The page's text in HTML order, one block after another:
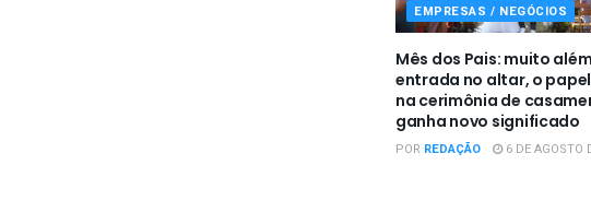
EMPRESAS / NEGÓCIOS
Mês dos Pais: muito
entrada no altar, o
na cerimônia de
ganha novo significado
POR REDAÇÃO 6 DE AGOSTO